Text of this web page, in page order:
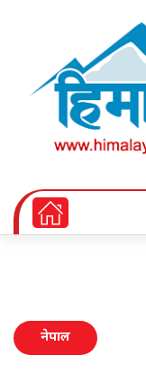
नेपाल